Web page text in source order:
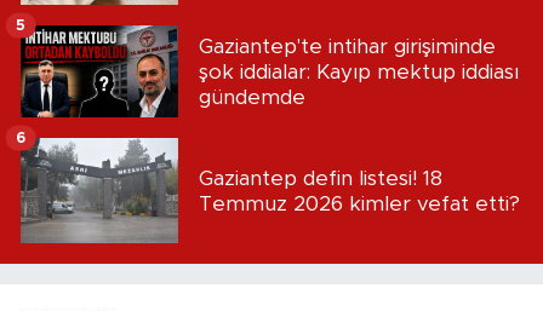
Gaziantep'te intihar girişiminde
şok iddialar: Kayıp mektup iddiası
gündemde
5
Gaziantep defin listesi! 18
Temmuz 2026 kimler vefat etti?
6